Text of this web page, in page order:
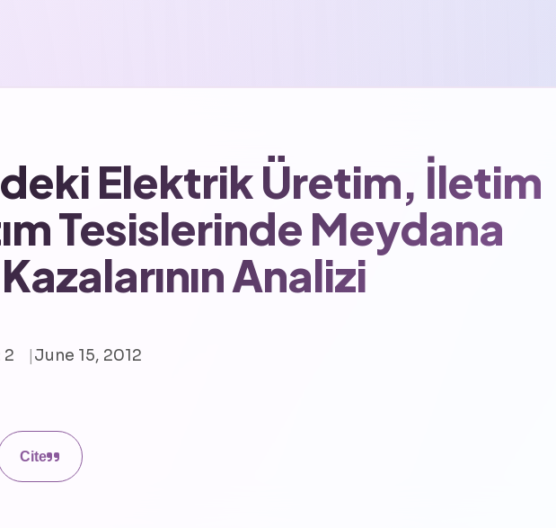
Elektrik Üretim, İletim
Tesislerinde Meydana
Analizi
2 June 15, 2012
Cite